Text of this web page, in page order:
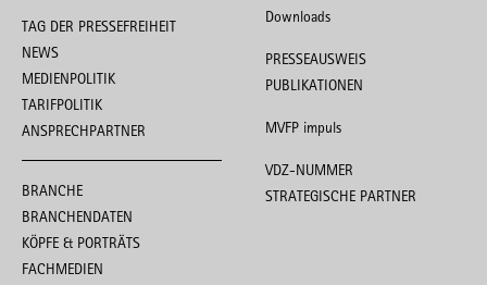
TAG DER PRESSEFREIHEIT
NEWS
MEDIENPOLITIK
TARIFPOLITIK
ANSPRECHPARTNER
BRANCHE
BRANCHENDATEN
KÖPFE & PORTRÄTS
FACHMEDIEN
Downloads
PRESSEAUSWEIS
PUBLIKATIONEN
MVFP impuls
VDZ-NUMMER
STRATEGISCHE PARTNER